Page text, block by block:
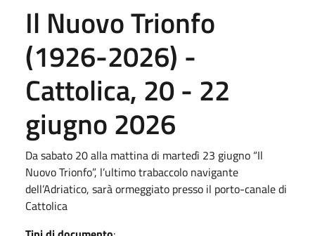
Il Nuovo Trionfo
(1926-2026) -
Cattolica, 20 - 22
giugno 2026
Da sabato 20 alla mattina di martedì 23 giugno “Il
Nuovo Trionfo”, l’ultimo trabaccolo navigante
dell’Adriatico, sarà ormeggiato presso il porto-canale di
Cattolica